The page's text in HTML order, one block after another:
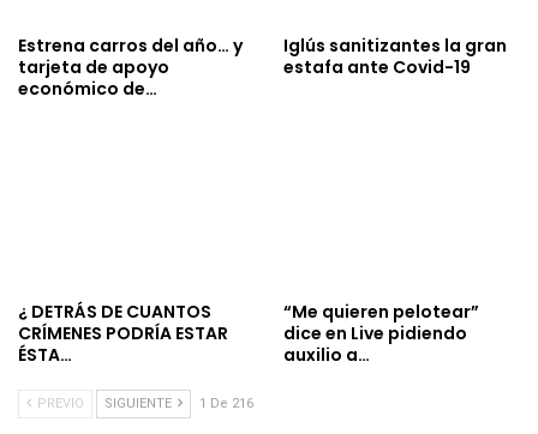
Estrena carros del año… y
tarjeta de apoyo
económico de…
Iglús sanitizantes la gran
estafa ante Covid-19
¿ DETRÁS DE CUANTOS
CRÍMENES PODRÍA ESTAR
ÉSTA…
“Me quieren pelotear”
dice en Live pidiendo
auxilio a…
PREVIO SIGUIENTE 1 De 216